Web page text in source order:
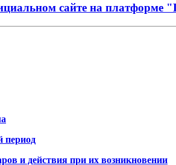
сайте на
период
и действия при их возникновении